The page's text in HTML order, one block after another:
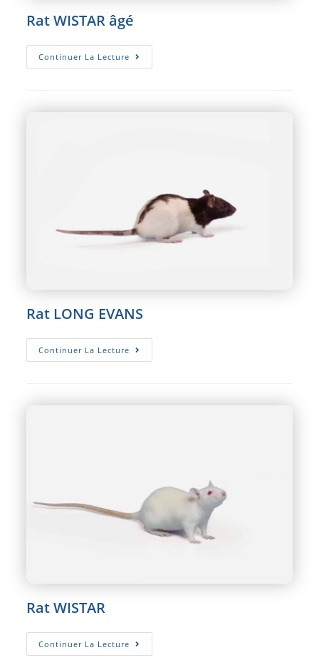
Rat WISTAR âgé
Continuer La Lecture Rat
WISTAR
Rat LONG EVANS
Continuer La Lecture Rat
LONG
Rat WISTAR
Continuer La Lecture Rat
WISTAR